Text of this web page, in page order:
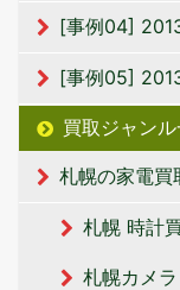
[事例04]
[事例05]
買取ジャンル
札幌の家電買
札幌 時計
札幌カメ